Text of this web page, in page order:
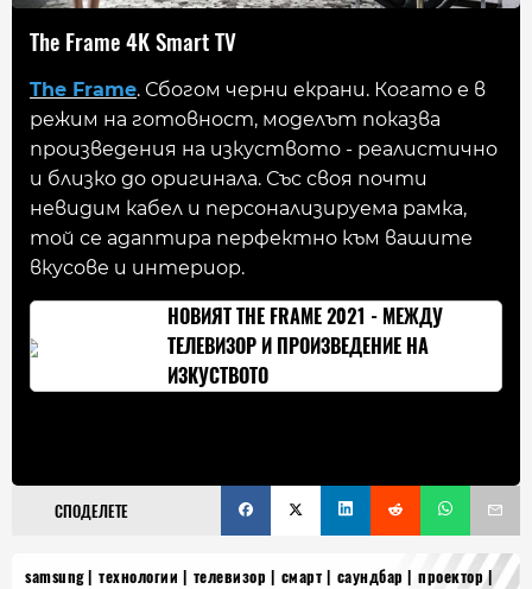
The Frame 4K Smart TV
The Frame. Сбогом черни екрани. Когато е в
режим на готовност, моделът показва
произведения на изкуството - реалистично
и близко до оригинала. Със своя почти
невидим кабел и персонализируема рамка,
той се адаптира перфектно към вашите
вкусове и интериор.
НОВИЯТ THE FRAME 2021 - МЕЖДУ
ТЕЛЕВИЗОР И ПРОИЗВЕДЕНИЕ НА
ИЗКУСТВОТО
СПОДЕЛЕТЕ
samsung технологии телевизор смарт саундбар
проектор